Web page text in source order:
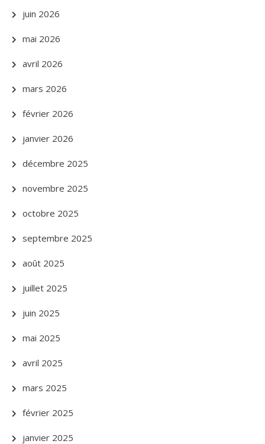
juin 2026
mai 2026
avril 2026
mars 2026
février 2026
janvier 2026
décembre 2025
novembre 2025
octobre 2025
septembre 2025
août 2025
juillet 2025
juin 2025
mai 2025
avril 2025
mars 2025
février 2025
janvier 2025